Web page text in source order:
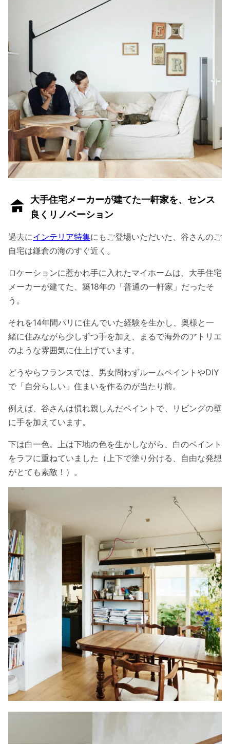
大手住宅メーカーが建てた一軒家を、センス
良くリノベーション
過去にインテリア特集にもご登場いただいた、谷さんのご
自宅は鎌倉の海のすぐ近く。
ロケーションに惹かれ手に入れたマイホームは、大手住宅
メーカーが建てた、築18年の「普通の一軒家」だったそ
う。
それを14年間パリに住んでいた経験を生かし、奥様と一
緒に住みながら少しずつ手を加え、まるで海外のアトリエ
のような雰囲気に仕上げています。
どうやらフランスでは、男女問わずルームペイントやDIY
で「自分らしい」住まいを作るのが当たり前。
例えば、谷さんは慣れ親しんだペイントで、リビングの壁
に手を加えています。
下は白一色。上は下地の色を生かしながら、白のペイント
をラフに重ねていました（上下で塗り分ける、自由な発想
がとても素敵！）。